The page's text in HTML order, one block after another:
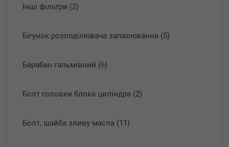
Інші фільтри (2)
Бігунок розподілювача запалювання (5)
Барабан гальмівний (6)
Болт головки блока циліндра (2)
Болт, шайба зливу масла (11)